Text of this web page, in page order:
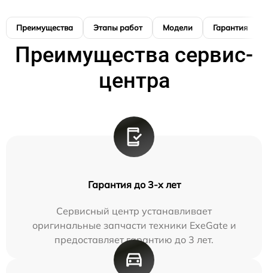
Преимущества Этапы работ Модели Гарантия
Преимущества сервис-
центра
Гарантия до 3-х лет
Сервисный центр устанавливает
оригинальные запчасти техники ExeGate и
предоставляет гарантию до 3 лет.